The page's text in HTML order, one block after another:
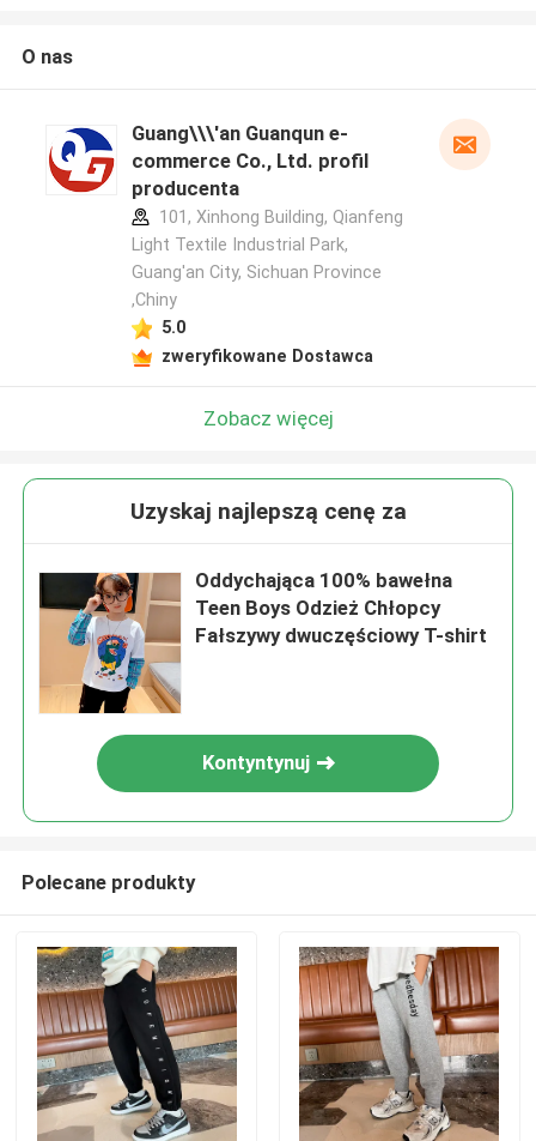
Dom
O nas
Guang\\\'an Guanqun e-
commerce Co., Ltd. profil
producenta
101, Xinhong Building, Qianfeng
Light Textile Industrial Park,
Guang'an City, Sichuan Province
,Chiny
5.0
zweryfikowane Dostawca
Zobacz więcej
Uzyskaj najlepszą cenę za
Oddychająca 100% bawełna
Teen Boys Odzież Chłopcy
Fałszywy dwuczęściowy T-shirt
Kontyntynuj
Polecane produkty